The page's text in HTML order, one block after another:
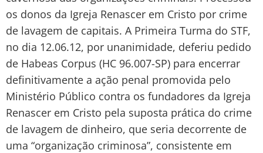
os donos da Igreja Renascer em Cristo por crime
de lavagem de capitais. A Primeira Turma do STF,
no dia 12.06.12, por unanimidade, deferiu pedido
de Habeas Corpus (HC 96.007-SP) para encerrar
definitivamente a ação penal promovida pelo
Ministério Público contra os fundadores da Igreja
Renascer em Cristo pela suposta prática do crime
de lavagem de dinheiro, que seria decorrente de
uma “organização criminosa”, consistente em